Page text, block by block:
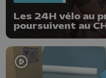
Les 24H vélo au
poursuivent au